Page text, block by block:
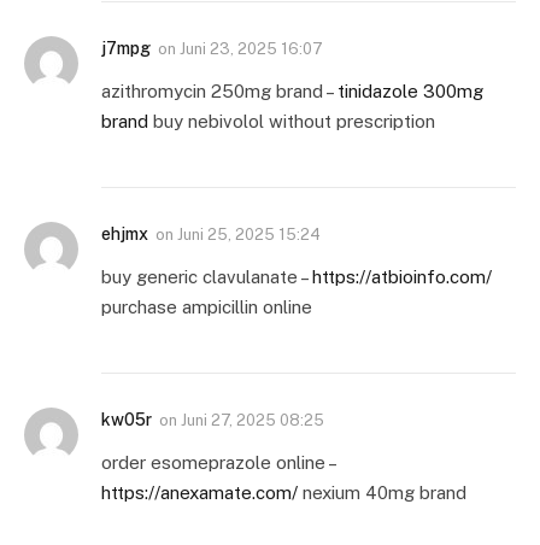
j7mpg on Juni 23, 2025 16:07
azithromycin 250mg brand – tinidazole 300mg
brand buy nebivolol without prescription
ehjmx on Juni 25, 2025 15:24
buy generic clavulanate –https://atbioinfo.com/
purchase ampicillin online
kw05r on Juni 27, 2025 08:25
order esomeprazole online –
https://anexamate.com/ nexium 40mg brand